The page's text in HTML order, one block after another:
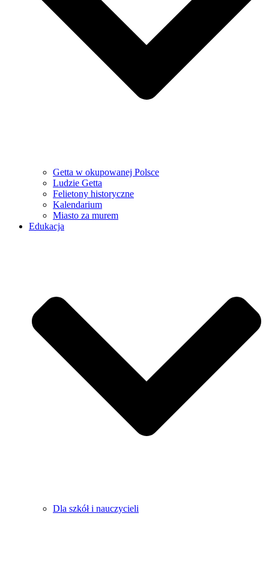
Getta w okupowanej Polsce
Ludzie Getta
Felietony historyczne
Kalendarium
Miasto za murem
Edukacja
Dla szkół i nauczycieli